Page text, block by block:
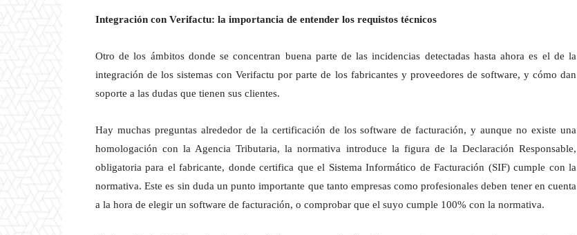
Integración con Verifactu: la importancia de entender los requistos técnicos
Otro de los ámbitos donde se concentran buena parte de las incidencias detectadas hasta ahora es el de la
integración de los sistemas con Verifactu por parte de los fabricantes y proveedores de software, y cómo dan
soporte a las dudas que tienen sus clientes.
Hay muchas preguntas alrededor de la certificación de los software de facturación, y aunque no existe una
homologación con la Agencia Tributaria, la normativa introduce la figura de la Declaración Responsable,
obligatoria para el fabricante, donde certifica que el Sistema Informático de Facturación (SIF) cumple con la
normativa. Este es sin duda un punto importante que tanto empresas como profesionales deben tener en cuenta
a la hora de elegir un software de facturación, o comprobar que el suyo cumple 100% con la normativa.